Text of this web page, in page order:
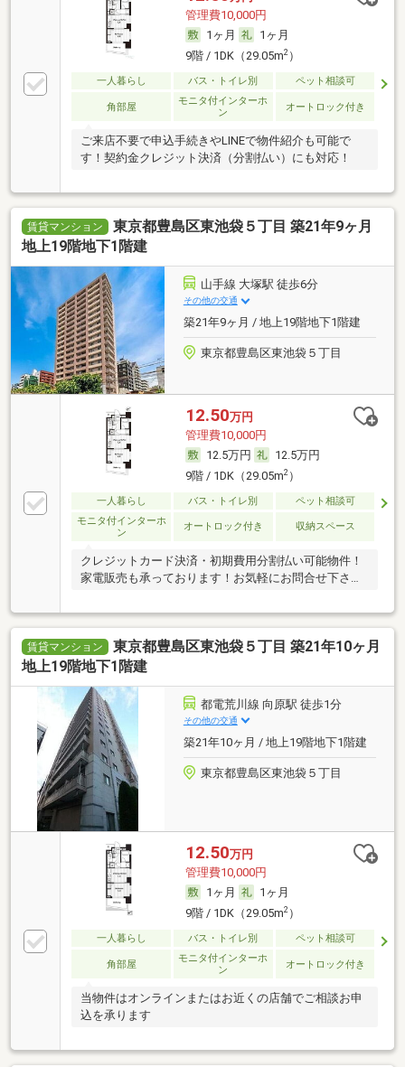
管理費10,000円
1ヶ月
1ヶ月
9階 / 1DK（29.05m2）
一人暮らし バス・トイレ別 ペット相談可
角部屋
モニタ付インターホ
ン
オートロック付き
ご来店不要で申込手続きやLINEで物件紹介も可能で
す！契約金クレジット決済（分割払い）にも対応！
賃貸マンション
東京都豊島区東池袋５丁目 築21年9ヶ月
地上19階地下1階建
山手線 大塚駅 徒歩6分
その他の交通
築21年9ヶ月 / 地上19階地下1階建
東京都豊島区東池袋５丁目
12.50万円
管理費10,000円
12.5万円
12.5万円
9階 / 1DK（29.05m2）
一人暮らし バス・トイレ別
ペット相談可
モニタ付インターホ
ン
オートロック付き 収納スペース
クレジットカード決済・初期費用分割払い可能物件！
家電販売も承っております！お気軽にお問合せ下さ
賃貸マンション
東京都豊島区東池袋５丁目 築21年10ヶ月
地上19階地下1階建
都電荒川線 向原駅 徒歩1分
その他の交通
築21年10ヶ月 / 地上19階地下1階建
東京都豊島区東池袋５丁目
12.50万円
管理費10,000円
1ヶ月
1ヶ月
9階 / 1DK（29.05m2）
一人暮らし バス・トイレ別 ペット相談可
角部屋
モニタ付インターホ
ン
オートロック付き
当物件はオンラインまたはお近くの店舗でご相談お申
込を承ります